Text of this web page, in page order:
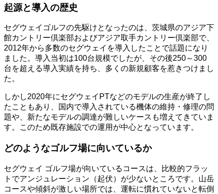
起源と導入の歴史
セグウェイゴルフの先駆けとなったのは、茨城県のアジア下
館カントリー倶楽部およびアジア取手カントリー倶楽部で、
2012年から多数のセグウェイを導入したことで話題になり
ました。導入当初は100台規模でしたが、その後250～300
台を超える導入実績を持ち、多くの新規顧客を惹きつけまし
た。
しかし2020年にセグウェイPTなどのモデルの生産が終了し
たこともあり、国内で導入されている機体の維持・修理の問
題や、新たなモデルの調達が難しいケースも増えてきていま
す。このため既存施設での運用が中心となっています。
どのようなゴルフ場に向いているか
セグウェイ ゴルフ場が向いているコースは、比較的フラッ
トでアンジュレーション（起伏）が少ないところです。山岳
コースや傾斜が激しい場所では、運転に慣れていないと転倒